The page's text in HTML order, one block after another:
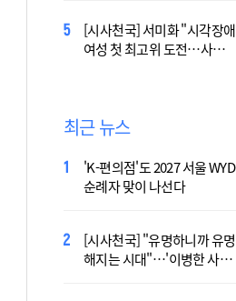
[시사천국] 서미화 "시각장애
여성 첫 최고위 도전…사회
433곡 뚫은 한국 청년의 노
래…2027 서울 WYD 공식 주
최근 뉴스
'K-편의점'도 2027 서울 WYD
순례자 맞이 나선다
[시사천국] "유명하니까 유명
해지는 시대"…'이병한 사
폭염 '뉴 노멀' 시대..."한 단계
높은 수준의 폭염"
[사제인사] 안동교구, 10일
부